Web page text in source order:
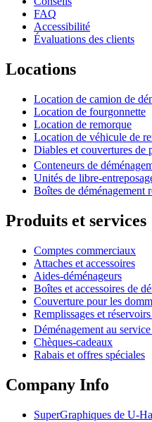
FAQ
Accessibilité
Évaluations des clients
Locations
Location de camion de
Location de fourgonnette
Location de remorque
Location de véhicule de
Diables et couvertures de
Conteneurs de
Unités de libre-
Boîtes de déménagement
Produits et services
Comptes commerciaux
Attaches et accessoires
Aides-déménageurs
Boîtes et accessoires de
Couverture pour les
Remplissages et
Déménagement au
Chèques-cadeaux
Rabais et offres spéciales
Company Info
SuperGraphiques de U-